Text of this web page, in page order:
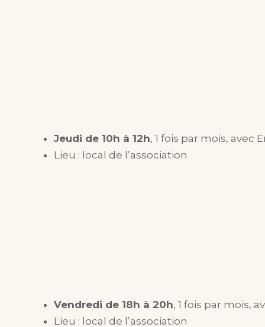
Jeudi de 10h à 12h, 1 fois par mois, avec
Lieu : local de l’association
Vendredi de 18h à 20h, 1 fois par mois,
Lieu : local de l’association